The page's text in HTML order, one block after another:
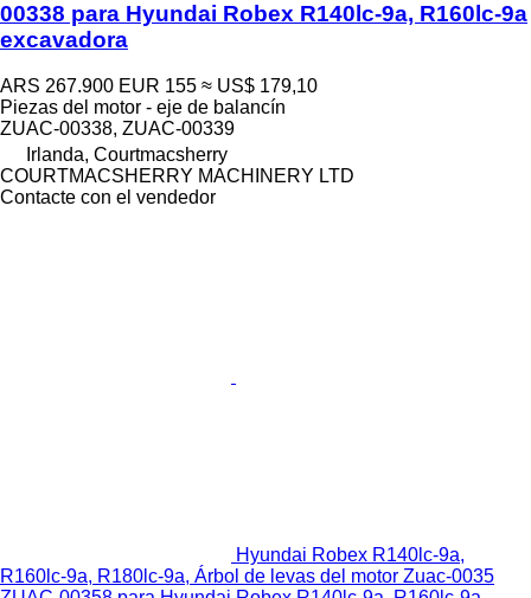
00338 para Hyundai Robex R140lc-9a, R160lc-9a
excavadora
ARS 267.900 EUR 155 ≈ US$ 179,10
Piezas del motor - eje de balancín
ZUAC-00338, ZUAC-00339
Irlanda, Courtmacsherry
COURTMACSHERRY MACHINERY LTD
Contacte con el vendedor
Hyundai Robex R140lc-9a,
R160lc-9a, R180lc-9a, Árbol de levas del motor Zuac-0035